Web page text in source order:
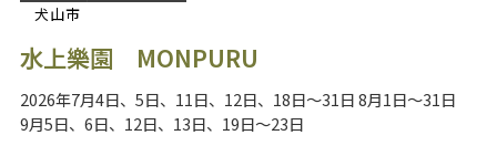
犬山市
水上樂園 MONPURU
2026年7月4日、5日、11日、12日、18日～31日 8月1日～31日
9月5日、6日、12日、13日、19日～23日